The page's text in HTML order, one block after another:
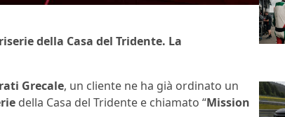
della Casa del Tridente. La
Grecale, un cliente ne ha già ordinato un
della Casa del Tridente e chiamato “Mission